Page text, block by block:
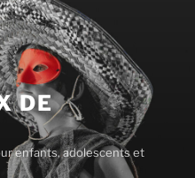
DE
enfants, adolescents et